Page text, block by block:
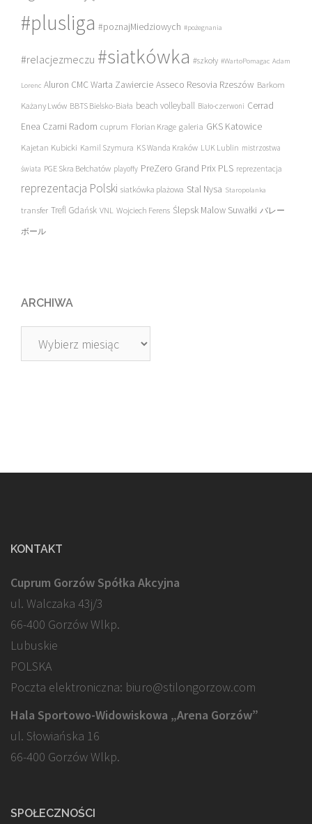
#plusliga #poznajMiedziowych #pożegnania
#relacjezmeczu #siatkówka #szkoły #WartoPomagac Adam
Lorenc Aluron CMC Warta Zawiercie Asseco Resovia Rzeszów Barkom
Każany Lwów BBTS Bielsko-Biała beach volleyball Biało-czerwoni Cerrad
Enea Czarni Radom cuprum Florian Krage galeria GKS Katowice
Kajetan Kubicki Kamil Szymura KS Wanda Kraków LUK Lublin mistrzostwa
świata PGE Skra Bełchatów playoffy PreZero Grand Prix PLS reprezentacja
reprezentacja Polski siatkówka plażowa Stal Nysa Staropolanka
transfer Trefl Gdańsk VNL Wojciech Ferens Ślepsk Malow Suwałki バレー
ボール
ARCHIWA
Archiwa
KONTAKT
Cuprum Gorzów Spółka Akcyjna
ul. Walczaka 43j/3
66-400 Gorzów Wlkp.
Lubuskie
POLSKA
Poczta elektroniczna: biuro@stilongorzow.com
Hala Sportowo-Widowiskowa „Arena Gorzów”
ul. Słowiańska 16
66-400 Gorzów Wlkp.
SPOŁECZNOŚCI